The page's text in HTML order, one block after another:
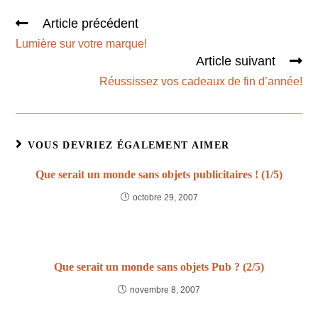
Article précédent
Lumière sur votre marque!
Article suivant
Réussissez vos cadeaux de fin d’année!
VOUS DEVRIEZ ÉGALEMENT AIMER
Que serait un monde sans objets publicitaires ! (1/5)
octobre 29, 2007
Que serait un monde sans objets Pub ? (2/5)
novembre 8, 2007